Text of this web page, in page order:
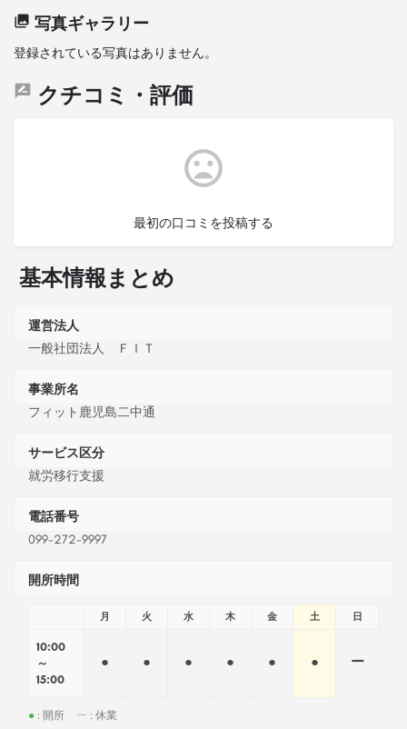
写真ギャラリー
登録されている写真はありません。
クチコミ・評価
最初の口コミを投稿する
基本情報まとめ
運営法人
一般社団法人 ＦＩＴ
事業所名
フィット鹿児島二中通
サービス区分
就労移行支援
電話番号
099-272-9997
開所時間
月 火 水 木 金 土 日
10:00
～
15:00
● ● ● ● ● ● ー
● : 開所 ー : 休業